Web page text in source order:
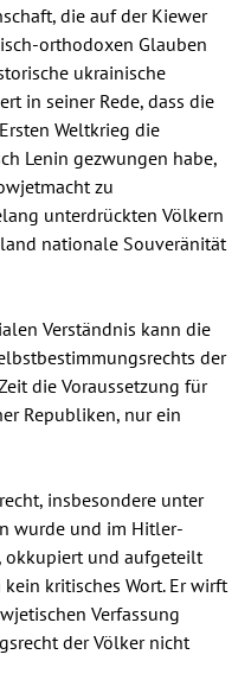
die auf der Kiewer
orthodoxen Glauben
ukrainische
in seiner Rede, dass die
Weltkrieg die
Lenin gezwungen habe,
zu
unterdrückten Völkern
nationale Souveränität
Verständnis kann die
der
die Voraussetzung für
Republiken, nur ein
insbesondere unter
wurde und im Hitler-
okkupiert und aufgeteilt
kritisches Wort. Er wirft
Verfassung
der Völker nicht